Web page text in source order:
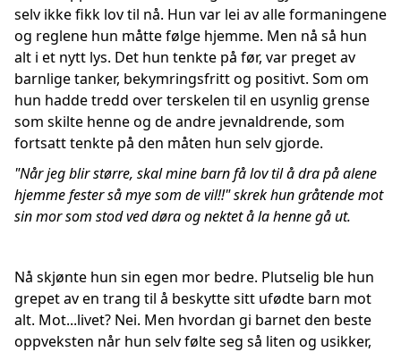
selv ikke fikk lov til nå. Hun var lei av alle formaningene
og reglene hun måtte følge hjemme. Men nå så hun
alt i et nytt lys. Det hun tenkte på før, var preget av
barnlige tanker, bekymringsfritt og positivt. Som om
hun hadde tredd over terskelen til en usynlig grense
som skilte henne og de andre jevnaldrende, som
fortsatt tenkte på den måten hun selv gjorde.
"Når jeg blir større, skal mine barn få lov til å dra på alene
hjemme fester så mye som de vil!!" skrek hun gråtende mot
sin mor som stod ved døra og nektet å la henne gå ut.
Nå skjønte hun sin egen mor bedre. Plutselig ble hun
grepet av en trang til å beskytte sitt ufødte barn mot
alt. Mot...livet? Nei. Men hvordan gi barnet den beste
oppveksten når hun selv følte seg så liten og usikker,